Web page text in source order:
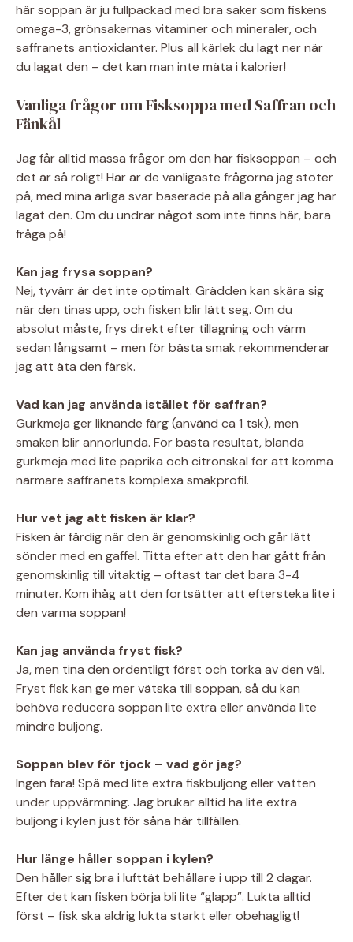
här soppan är ju fullpackad med bra saker som fiskens
omega-3, grönsakernas vitaminer och mineraler, och
saffranets antioxidanter. Plus all kärlek du lagt ner när
du lagat den – det kan man inte mäta i kalorier!
Vanliga frågor om Fisksoppa med Saffran och
Fänkål
Jag får alltid massa frågor om den här fisksoppan – och
det är så roligt! Här är de vanligaste frågorna jag stöter
på, med mina ärliga svar baserade på alla gånger jag har
lagat den. Om du undrar något som inte finns här, bara
fråga på!
Kan jag frysa soppan?
Nej, tyvärr är det inte optimalt. Grädden kan skära sig
när den tinas upp, och fisken blir lätt seg. Om du
absolut måste, frys direkt efter tillagning och värm
sedan långsamt – men för bästa smak rekommenderar
jag att äta den färsk.
Vad kan jag använda istället för saffran?
Gurkmeja ger liknande färg (använd ca 1 tsk), men
smaken blir annorlunda. För bästa resultat, blanda
gurkmeja med lite paprika och citronskal för att komma
närmare saffranets komplexa smakprofil.
Hur vet jag att fisken är klar?
Fisken är färdig när den är genomskinlig och går lätt
sönder med en gaffel. Titta efter att den har gått från
genomskinlig till vitaktig – oftast tar det bara 3-4
minuter. Kom ihåg att den fortsätter att eftersteka lite i
den varma soppan!
Kan jag använda fryst fisk?
Ja, men tina den ordentligt först och torka av den väl.
Fryst fisk kan ge mer vätska till soppan, så du kan
behöva reducera soppan lite extra eller använda lite
mindre buljong.
Soppan blev för tjock – vad gör jag?
Ingen fara! Spä med lite extra fiskbuljong eller vatten
under uppvärmning. Jag brukar alltid ha lite extra
buljong i kylen just för såna här tillfällen.
Hur länge håller soppan i kylen?
Den håller sig bra i lufttät behållare i upp till 2 dagar.
Efter det kan fisken börja bli lite “glapp”. Lukta alltid
först – fisk ska aldrig lukta starkt eller obehagligt!